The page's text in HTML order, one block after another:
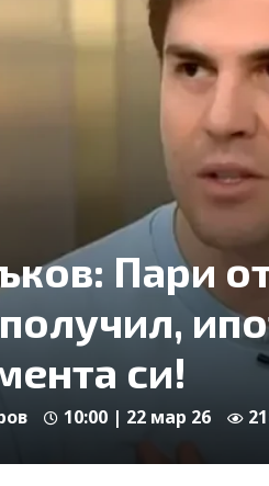
Пари
си!
10:00 | 22 мар 26